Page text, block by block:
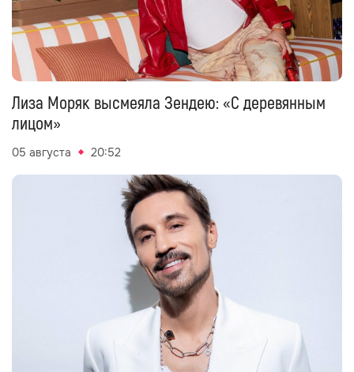
Лиза Моряк высмеяла Зендею: «С деревянным
лицом»
05 августа 20:52